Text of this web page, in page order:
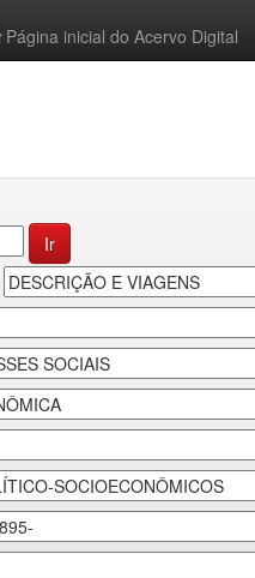
Página inicial do Acervo Digital